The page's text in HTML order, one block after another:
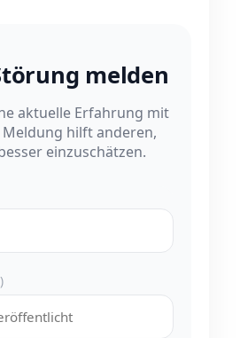
melden
aktuelle Erfahrung mit
Meldung hilft anderen,
einzuschätzen.